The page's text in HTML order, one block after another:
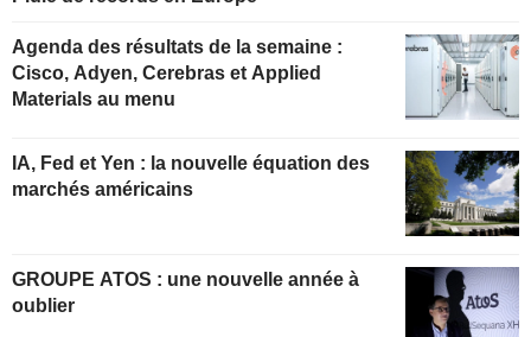
Agenda des résultats de la semaine :
Cisco, Adyen, Cerebras et Applied
Materials au menu
IA, Fed et Yen : la nouvelle équation des
marchés américains
GROUPE ATOS : une nouvelle année à
oublier